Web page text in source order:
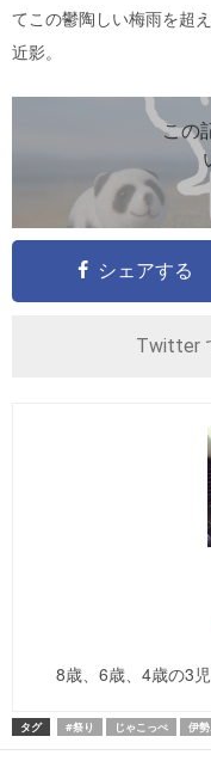
てこの鬱陶しい梅雨を超
近影。
この
シェアする
Twitter
8歳、6歳、4歳の3
タグ #祭り じゃこっぺ 伊